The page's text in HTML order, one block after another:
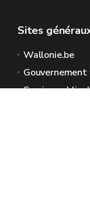
Sites
Wallonie.be
Gouvernement
Service public